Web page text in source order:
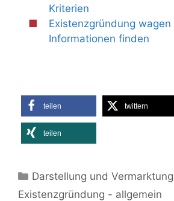
Kriterien
Existenzgründung
Informationen finden
teilen twittern
teilen
Kategorien
Darstellung und Vermarktung
Existenzgründung - allgemein